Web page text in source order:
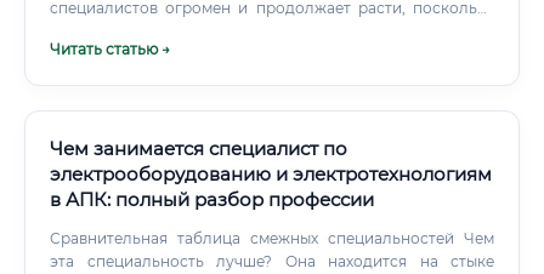
специалистов огромен и продолжает расти, поскольку
Читать статью →
Чем занимается специалист по
электрооборудованию и электротехнологиям
в АПК: полный разбор профессии
Сравнительная таблица смежных специальностей Чем
эта специальность лучше? Она находится на стыке